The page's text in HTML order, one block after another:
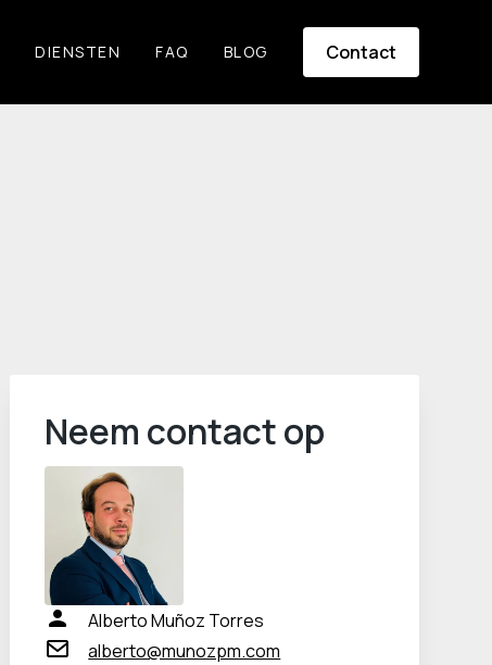
DIENSTEN FAQ BLOG Contact
Neem contact op
Alberto Muñoz Torres
alberto@munozpm.com